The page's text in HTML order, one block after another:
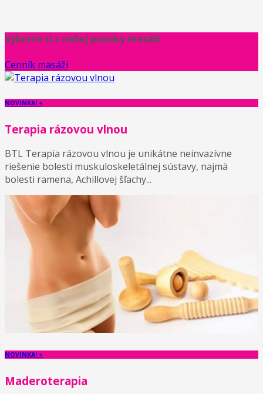
Vyberte si z našej ponuky masáži
Cenník masáži
NOVINKA! +
Terapia rázovou vlnou
BTL Terapia rázovou vlnou je unikátne neinvazívne
riešenie bolesti muskuloskeletálnej sústavy, najmä
bolesti ramena, Achillovej šľachy...
NOVINKA! +
Maderoterapia